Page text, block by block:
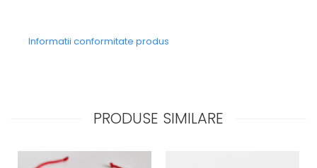
Informatii conformitate produs
PRODUSE SIMILARE